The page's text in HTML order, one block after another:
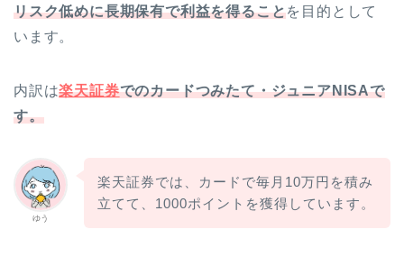
リスク低めに長期保有で利益を得ることを目的として
います。
内訳は楽天証券でのカードつみたて・ジュニアNISAで
す。
ゆう
楽天証券では、カードで毎月10万円を積み
立てて、1000ポイントを獲得しています。